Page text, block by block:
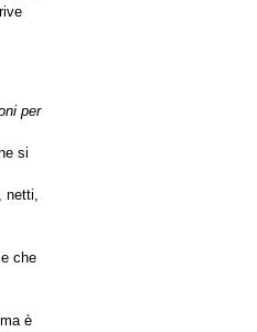
per
si
netti,
che
è